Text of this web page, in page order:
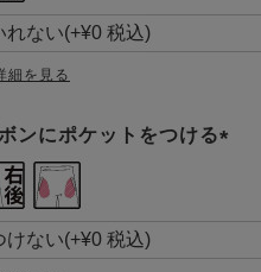
須
)
細を見る
ンにポケットをつける
須
)